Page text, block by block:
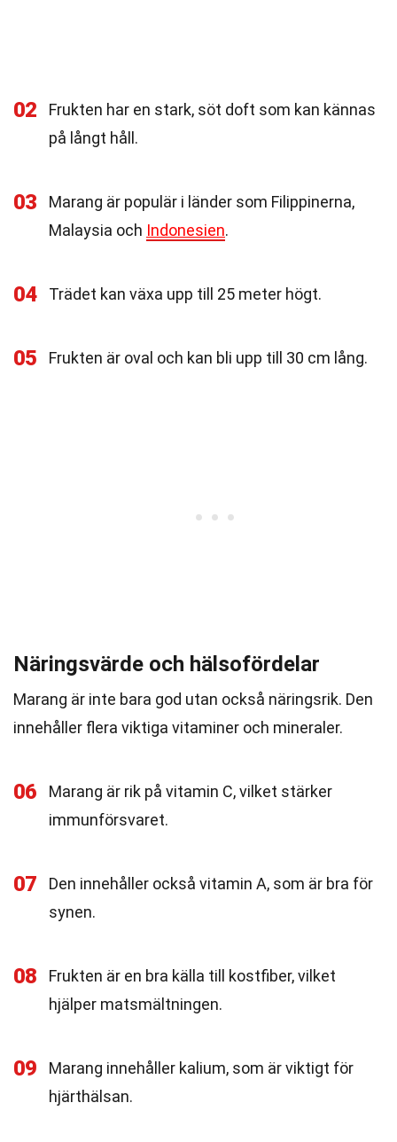
02
Frukten har en stark, söt doft som kan kännas
på långt håll.
03
Marang är populär i länder som Filippinerna,
Malaysia och Indonesien.
04 Trädet kan växa upp till 25 meter högt.
05 Frukten är oval och kan bli upp till 30 cm lång.
Näringsvärde och hälsofördelar
Marang är inte bara god utan också näringsrik. Den
innehåller flera viktiga vitaminer och mineraler.
06
Marang är rik på vitamin C, vilket stärker
immunförsvaret.
07
Den innehåller också vitamin A, som är bra för
synen.
08
Frukten är en bra källa till kostfiber, vilket
hjälper matsmältningen.
09
Marang innehåller kalium, som är viktigt för
hjärthälsan.